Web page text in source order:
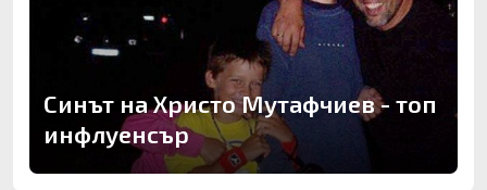
Синът на Христо Мутафчиев - топ
инфлуенсър